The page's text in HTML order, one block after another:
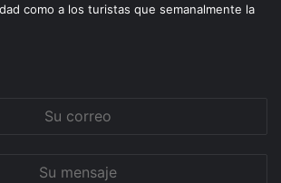
como a los turistas que semanalmente la